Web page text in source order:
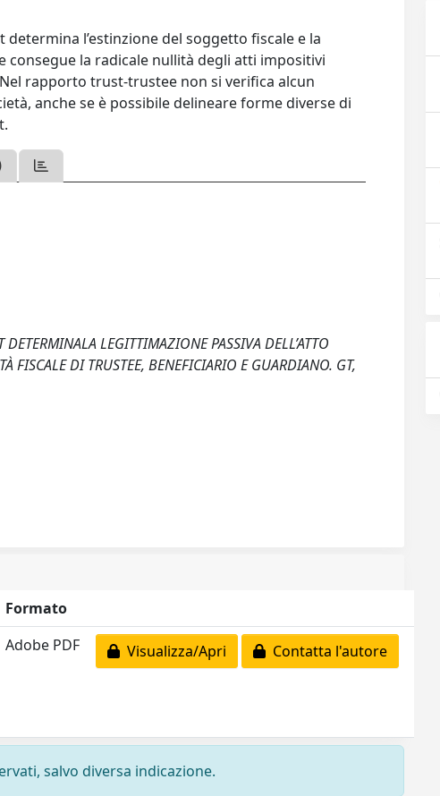
l’estinzione del soggetto fiscale e la
consegue la radicale nullità degli atti impositivi
rapporto trust-trustee non si verifica alcun
anche se è possibile delineare forme diverse di
LEGITTIMAZIONE PASSIVA DELL’ATTO
FISCALE DI TRUSTEE, BENEFICIARIO E GUARDIANO. GT,
Formato
Adobe PDF Visualizza/Apri Contatta l'autore
salvo diversa indicazione.